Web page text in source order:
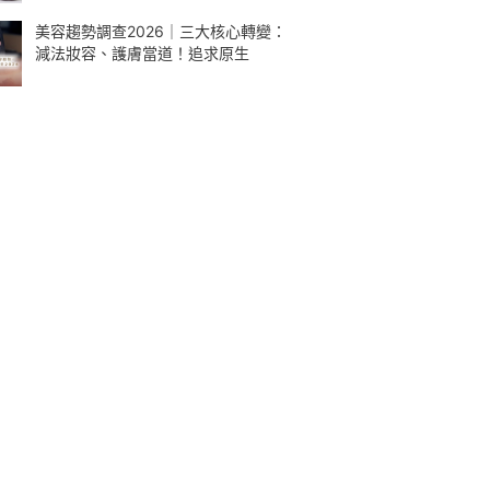
美容趨勢調查2026｜三大核心轉變：
減法妝容、護膚當道！追求原生